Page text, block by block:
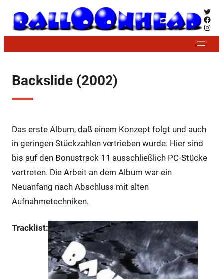
Zum
Inhalt
Backslide (2002)
Das erste Album, daß einem Konzept folgt und auch
in geringen Stückzahlen vertrieben wurde. Hier sind
bis auf den Bonustrack 11 ausschließlich PC-Stücke
vertreten. Die Arbeit an dem Album war ein
Neuanfang nach Abschluss mit alten
Aufnahmetechniken.
Tracklist: